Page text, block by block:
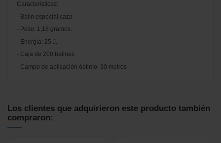
Características:
- Balín especial caza
- Peso: 1,18 gramos.
- Energía: 25 J.
- Caja de 200 balines
- Campo de aplicación óptimo: 30 metros
Los clientes que adquirieron este producto también
compraron: